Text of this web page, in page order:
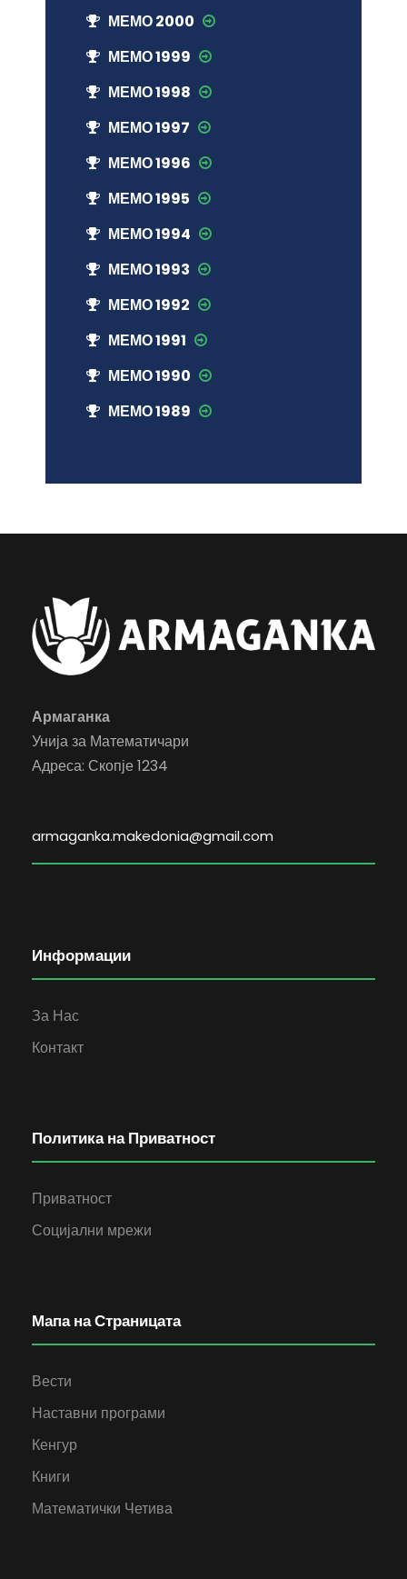
МЕМО 2000
МЕМО 1999
МЕМО 1998
МЕМО 1997
МЕМО 1996
МЕМО 1995
МЕМО 1994
МЕМО 1993
МЕМО 1992
МЕМО 1991
МЕМО 1990
МЕМО 1989
Армаганка
Унија за Математичари
Адреса: Скопје 1234
armaganka.makedonia@gmail.com
Информации
За Нас
Контакт
Политика на Приватност
Приватност
Социјални мрежи
Мапа на Страницата
Вести
Наставни програми
Кенгур
Книги
Математички Четива